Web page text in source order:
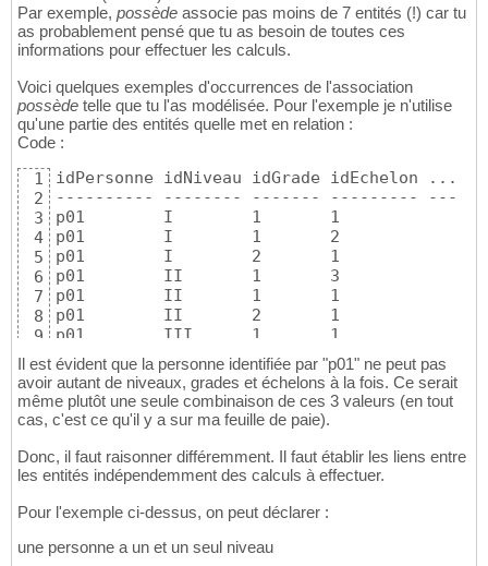
Par exemple, possède associe pas moins de 7 entités (!) car tu
as probablement pensé que tu as besoin de toutes ces
informations pour effectuer les calculs.
Voici quelques exemples d'occurrences de l'association
possède telle que tu l'as modélisée. Pour l'exemple je n'utilise
qu'une partie des entités quelle met en relation :
Code :
1
2
3
4
5
6
7
8
9
10
idPersonne idNiveau idGrade idEchelon ...
---------- -------- ------- --------- ---
p01        I        1       1
p01        I        1       2
p01        I        2       1
p01        II       1       3
p01        II       1       1
p01        II       2       1
p01        III      1       1
Il est évident que la personne identifiée par "p01" ne peut pas
avoir autant de niveaux, grades et échelons à la fois. Ce serait
même plutôt une seule combinaison de ces 3 valeurs (en tout
cas, c'est ce qu'il y a sur ma feuille de paie).
Donc, il faut raisonner différemment. Il faut établir les liens entre
les entités indépendemment des calculs à effectuer.
Pour l'exemple ci-dessus, on peut déclarer :
une personne a un et un seul niveau